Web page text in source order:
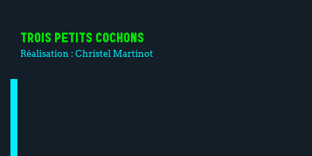
TROIS PETITS COCHONS
Réalisation :Christel Martinot